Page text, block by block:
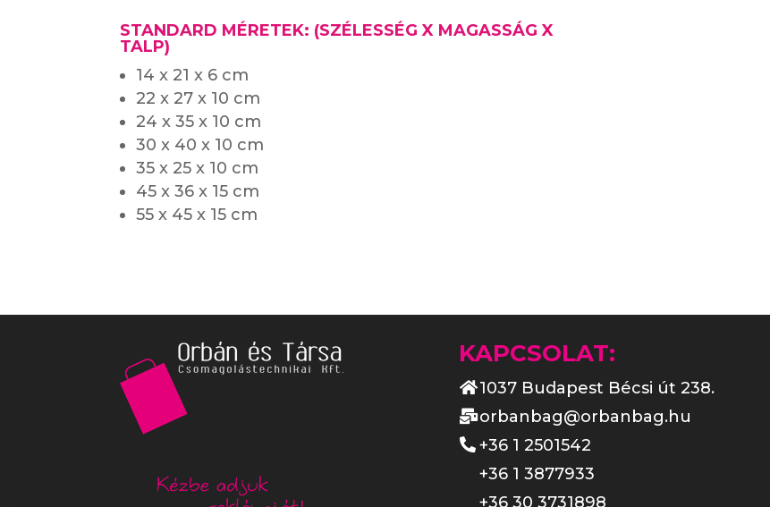
STANDARD MÉRETEK: (SZÉLESSÉG X MAGASSÁG X
TALP)
14 x 21 x 6 cm
22 x 27 x 10 cm
24 x 35 x 10 cm
30 x 40 x 10 cm
35 x 25 x 10 cm
45 x 36 x 15 cm
55 x 45 x 15 cm
KAPCSOLAT:
1037 Budapest Bécsi út 238.
orbanbag@orbanbag.hu
+36 1 2501542
+36 1 3877933
+36 30 3731898